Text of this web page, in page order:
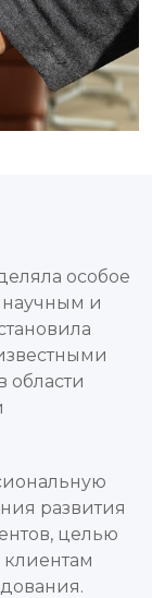
особое
и
области
развития
целью
клиентам